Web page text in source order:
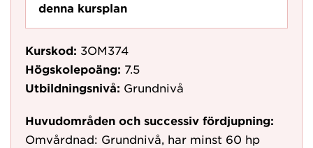
denna kursplan
Kurskod: 3OM374
Högskolepoäng: 7.5
Utbildningsnivå: Grundnivå
Huvudområden och successiv fördjupning:
Omvårdnad: Grundnivå, har minst 60 hp